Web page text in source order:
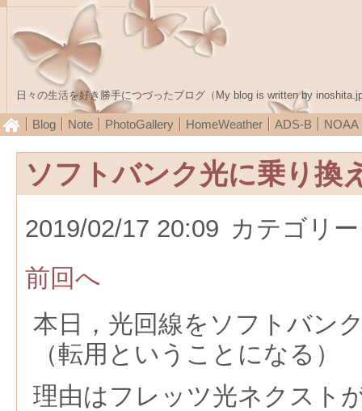
日々の生活を好き勝手につづったブログ（My blog is written by
Blog Note PhotoGallery HomeWeather ADS-B NOAA
ソフトバンク光に乗り換
2019/02/17 20:09 カテゴリ
前回へ
本日，光回線をソフトバン
（転用ということになる）
理由はフレッツ光ネクスト